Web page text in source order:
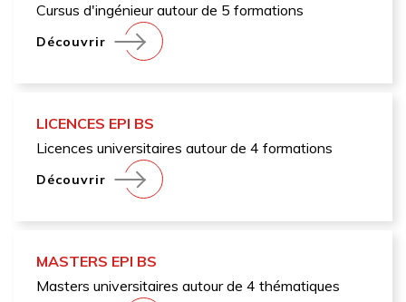
Cursus d'ingénieur autour de 5 formations
Découvrir
LICENCES EPI BS
Licences universitaires autour de 4 formations
Découvrir
MASTERS EPI BS
Masters universitaires autour de 4 thématiques